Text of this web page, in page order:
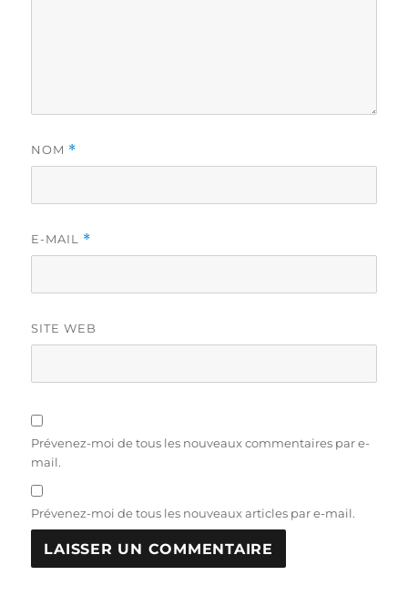
NOM *
E-MAIL *
SITE WEB
Prévenez-moi de tous les nouveaux commentaires par e-
mail.
Prévenez-moi de tous les nouveaux articles par e-mail.